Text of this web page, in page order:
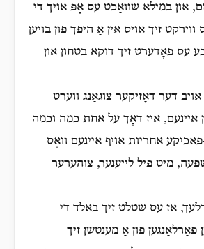
און במילא שוואַכט עס אָפּ אויך די
זיך אויס אין אַ היפך פון בויען
עס פאָדערט זיך דוקא בטחון און
דער דאָזיקער צוגאַנג ווערט
איינעם, איז דאָך על אחת כמה וכמה
אחריות אויף איינעם וואָס
מיט פיל לייענער, צוהערער
אַז עס שטלט זיך באַלד די
פאַרלאַנגען פון אַ מענטשן זיך